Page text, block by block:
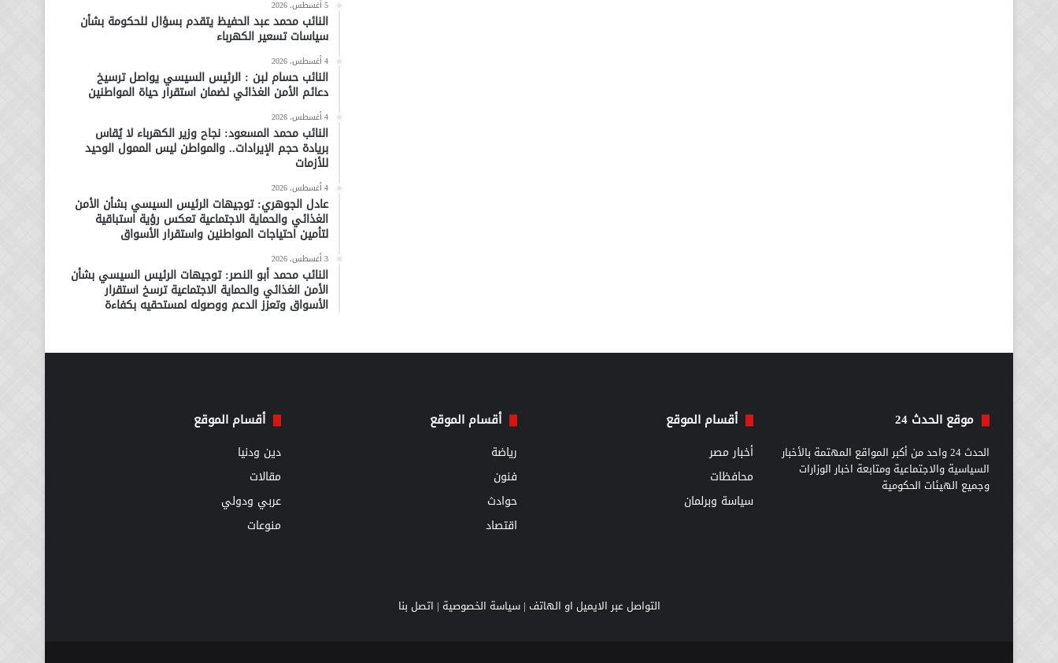
5 أغسطس، 2026
النائب محمد عبد الحفيظ يتقدم بسؤال للحكومة بشأن
سياسات تسعير الكهرباء
4 أغسطس، 2026
النائب حسام لبن : الرئيس السيسي يواصل ترسيخ
دعائم الأمن الغذائي لضمان استقرار حياة المواطنين
4 أغسطس، 2026
النائب محمد المسعود: نجاح وزير الكهرباء لا يُقاس
بريادة حجم الإيرادات.. والمواطن ليس الممول الوحيد
للأزمات
4 أغسطس، 2026
عادل الجوهري: توجيهات الرئيس السيسي بشأن الأمن
الغذائي والحماية الاجتماعية تعكس رؤية استباقية
لتأمين احتياجات المواطنين واستقرار الأسواق
3 أغسطس، 2026
النائب محمد أبو النصر: توجيهات الرئيس السيسي بشأن
الأمن الغذائي والحماية الاجتماعية ترسخ استقرار
الأسواق وتعزز الدعم ووصوله لمستحقيه بكفاءة
موقع الحدث 24
الحدث 24 واحد من أكبر المواقع المهتمة بالأخبار
السياسية والاجتماعية ومتابعة اخبار الوزارات
وجميع الهيئات الحكومية
أقسام الموقع
أخبار مصر
محافظات
سياسة وبرلمان
أقسام الموقع
رياضة
فنون
حوادث
اقتصاد
أقسام الموقع
دين ودنيا
مقالات
عربي ودولي
منوعات
التواصل عبر الايميل او الهاتف |سياسة الخصوصية | اتصل بنا